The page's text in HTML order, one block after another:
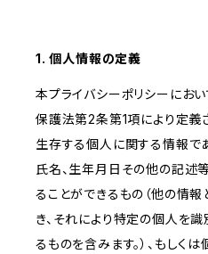
1. 個人情報の定義
本プライバシーポリシーにお
保護法第2条第1項により定義
生存する個人に関する情報で
氏名、生年月日その他の記述
ることができるもの（他の情
き、それにより特定の個人を
るものを含みます。）、もしく